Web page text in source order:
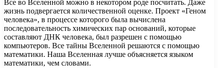
Все во Вселенной можно в некотором роде посчитать. Даже
жизнь подвергается количественной оценке. Проект «Геном
человека», в процессе которого была вычислена
последовательность химических пар оснований, которые
составляют ДНК человека, был разрешен с помощью
компьютеров. Все тайны Вселенной решаются с помощью
математики. Наша Вселенная лучше объясняется языком
математики, чем словами.